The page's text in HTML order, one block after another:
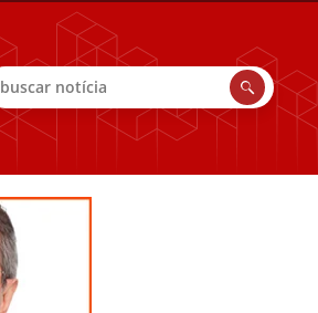
Buscar